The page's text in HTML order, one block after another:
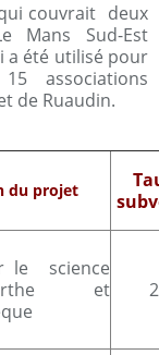
couvrait deux
Mans Sud-Est
a été utilisé pour
associations
de Ruaudin.
du projet
le science
et